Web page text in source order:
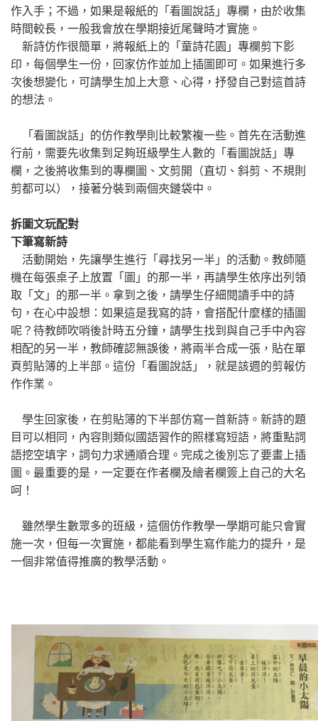
作入手；不過，如果是報紙的「看圖說話」專欄，由於收集
時間較長，一般我會放在學期接近尾聲時才實施。
新詩仿作很簡單，將報紙上的「童詩花園」專欄剪下影
印，每個學生一份，回家仿作並加上插圖即可。如果進行多
次後想變化，可請學生加上大意、心得，抒發自己對這首詩
的想法。
「看圖說話」的仿作教學則比較繁複一些。首先在活動進
行前，需要先收集到足夠班級學生人數的「看圖說話」專
欄，之後將收集到的專欄圖、文剪開（直切、斜剪、不規則
剪都可以），接著分裝到兩個夾鏈袋中。
拆圖文玩配對
下筆寫新詩
活動開始，先讓學生進行「尋找另一半」的活動。教師隨
機在每張桌子上放置「圖」的那一半，再請學生依序出列領
取「文」的那一半。拿到之後，請學生仔細閱讀手中的詩
句，在心中設想：如果這是我寫的詩，會搭配什麼樣的插圖
呢？待教師吹哨後計時五分鐘，請學生找到與自己手中內容
相配的另一半，教師確認無誤後，將兩半合成一張，貼在單
頁剪貼簿的上半部。這份「看圖說話」，就是該週的剪報仿
作作業。
學生回家後，在剪貼簿的下半部仿寫一首新詩。新詩的題
目可以相同，內容則類似國語習作的照樣寫短語，將重點詞
語挖空填字，詞句力求通順合理。完成之後別忘了要畫上插
圖。最重要的是，一定要在作者欄及繪者欄簽上自己的大名
呵！
雖然學生數眾多的班級，這個仿作教學一學期可能只會實
施一次，但每一次實施，都能看到學生寫作能力的提升，是
一個非常值得推廣的教學活動。